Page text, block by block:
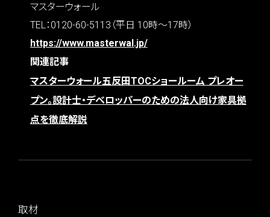
マスターウォール
TEL：0120-60-5113（平日 10時～17時）
https://www.masterwal.jp/
関連記事
マスターウォール五反田TOCショールーム プレオー
プン。設計士・デベロッパーのための法人向け家具拠
点を徹底解説
取材